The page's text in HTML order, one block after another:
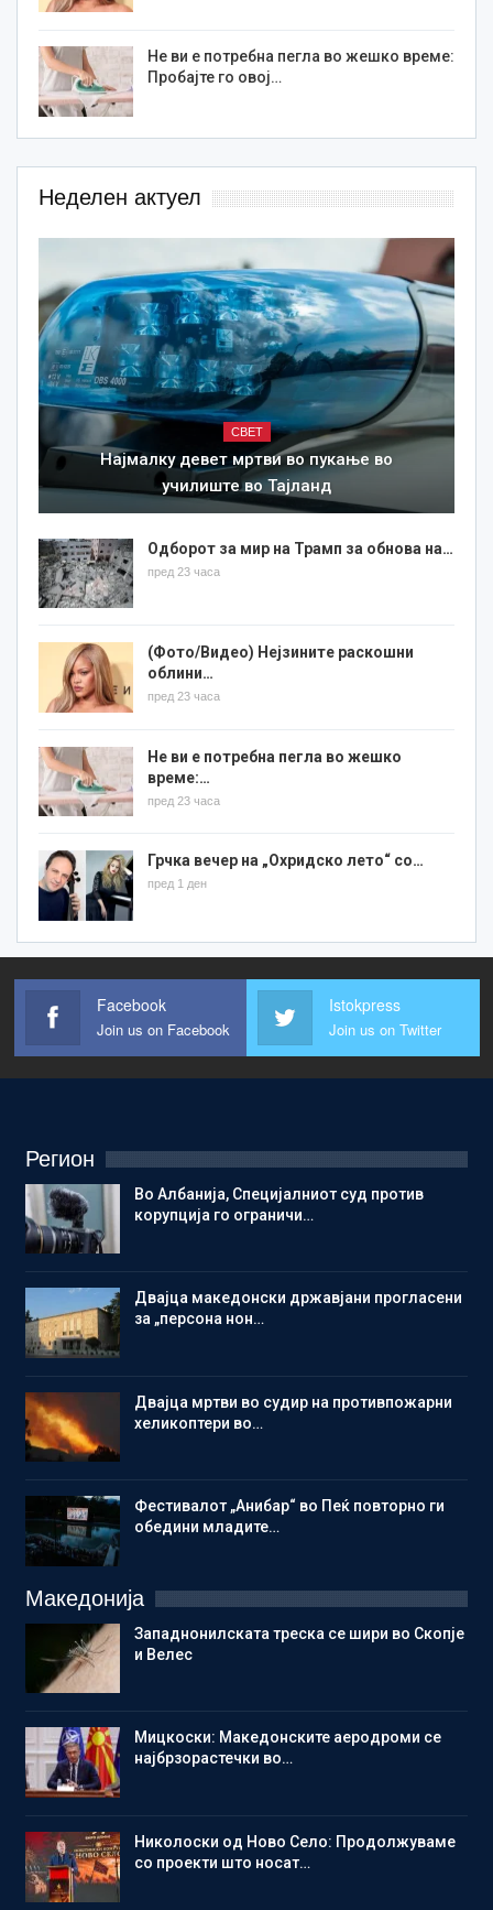
Не ви е потребна пегла во жешко време:
Пробајте го овој…
Неделен актуел
СВЕТ
Најмалку девет мртви во пукање во
училиште во Тајланд
Одборот за мир на Трамп за обнова на…
пред 23 часа
(Фото/Видео) Нејзините раскошни
облини…
пред 23 часа
Не ви е потребна пегла во жешко
време:…
пред 23 часа
Грчка вечер на „Охридско лето“ со…
пред 1 ден
Facebook
Join us on Facebook
Istokpress
Join us on Twitter
Регион
Во Албанија, Специјалниот суд против
корупција го ограничи…
Двајца македонски државјани прогласени
за „персона нон…
Двајца мртви во судир на противпожарни
хеликоптери во…
Фестивалот „Анибар“ во Пеќ повторно ги
обедини младите…
Македонија
Западнонилската треска се шири во Скопје
и Велес
Мицкоски: Македонските аеродроми се
најбрзорастечки во…
Николоски од Ново Село: Продолжуваме
со проекти што носат…